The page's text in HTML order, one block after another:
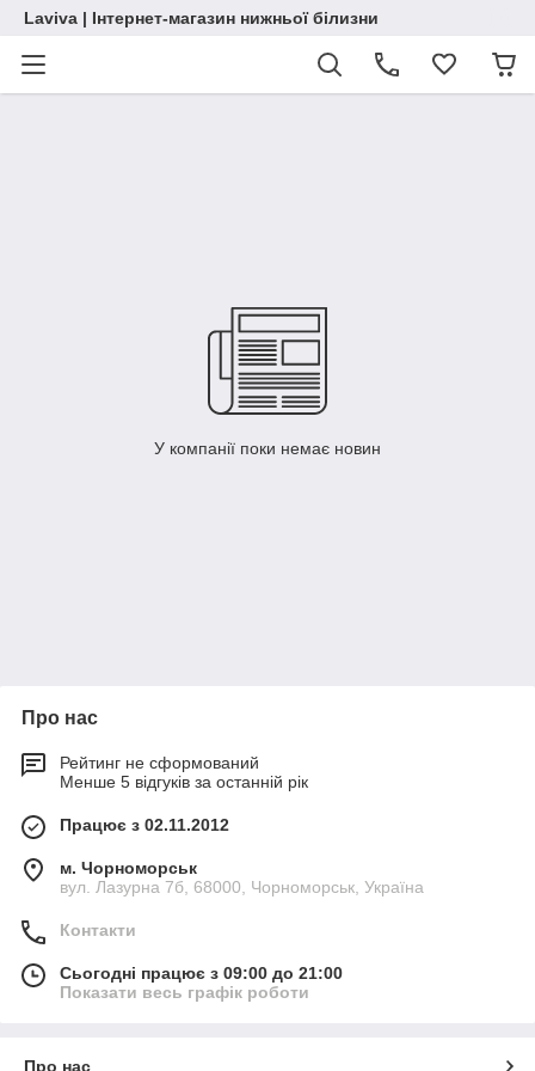
Laviva | Інтернет-магазин нижньої білизни
У компанії поки немає новин
Про нас
Рейтинг не сформований
Менше 5 відгуків за останній рік
Працює з 02.11.2012
м. Чорноморськ
вул. Лазурна 7б, 68000, Чорноморськ, Україна
Контакти
Сьогодні працює з 09:00 до 21:00
Показати весь графік роботи
Про нас